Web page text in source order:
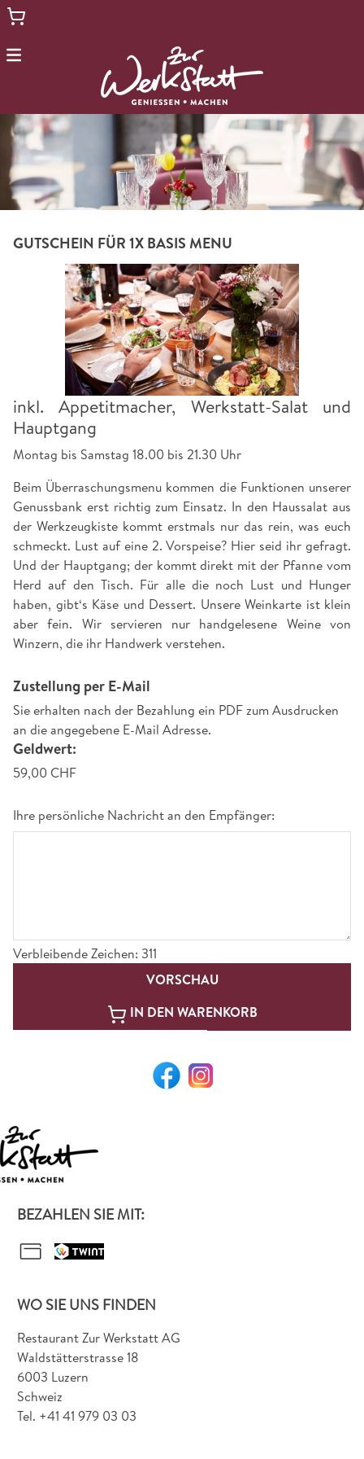
Menu
HOME
YOGA
GENIESSEN
ZUR RESTAURANT-WEBSEITE
GUTSCHEIN FÜR 1X BASIS MENU
inkl. Appetitmacher, Werkstatt-Salat und
Hauptgang
Montag bis Samstag 18.00 bis 21.30 Uhr
Beim Überraschungsmenu kommen die Funktionen unserer
Genussbank erst richtig zum Einsatz. In den Haussalat aus
der Werkzeugkiste kommt erstmals nur das rein, was euch
schmeckt. Lust auf eine 2. Vorspeise? Hier seid ihr gefragt.
Und der Hauptgang; der kommt direkt mit der Pfanne vom
Herd auf den Tisch. Für alle die noch Lust und Hunger
haben, gibt‘s Käse und Dessert. Unsere Weinkarte ist klein
aber fein. Wir servieren nur handgelesene Weine von
Winzern, die ihr Handwerk verstehen.
Zustellung per E-Mail
Sie erhalten nach der Bezahlung ein PDF zum Ausdrucken
an die angegebene E-Mail Adresse.
Geldwert:
59,00 CHF
Ihre persönliche Nachricht an den Empfänger:
Verbleibende Zeichen: 311
VORSCHAU
IN DEN WARENKORB
BEZAHLEN SIE MIT:
WO SIE UNS FINDEN
Restaurant Zur Werkstatt AG
Waldstätterstrasse 18
6003 Luzern
Schweiz
Tel. +41 41 979 03 03